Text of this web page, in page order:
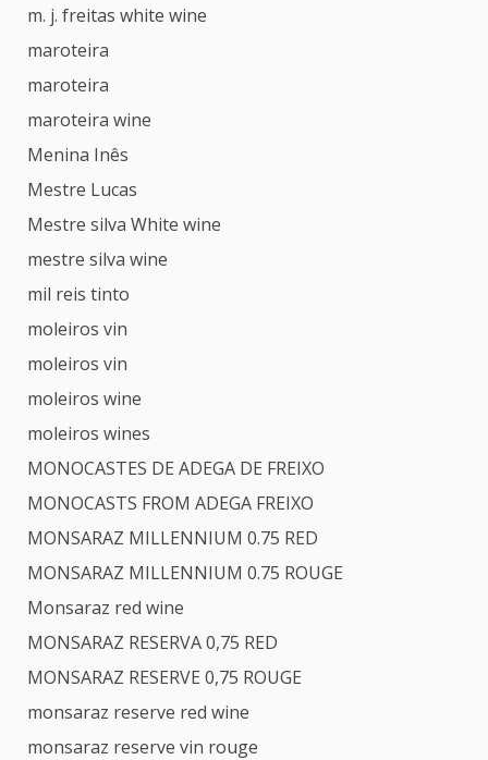
m. j. freitas white wine
maroteira
maroteira
maroteira wine
Menina Inês
Mestre Lucas
Mestre silva White wine
mestre silva wine
mil reis tinto
moleiros vin
moleiros vin
moleiros wine
moleiros wines
MONOCASTES DE ADEGA DE FREIXO
MONOCASTS FROM ADEGA FREIXO
MONSARAZ MILLENNIUM 0.75 RED
MONSARAZ MILLENNIUM 0.75 ROUGE
Monsaraz red wine
MONSARAZ RESERVA 0,75 RED
MONSARAZ RESERVE 0,75 ROUGE
monsaraz reserve red wine
monsaraz reserve vin rouge